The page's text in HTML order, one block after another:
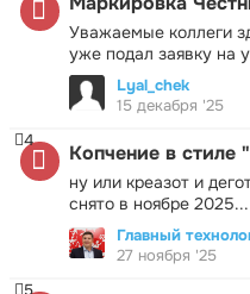
Уважаемые коллеги
уже подал заявку на
Lyal_chek
15 декабря '25
Копчение в стиле
ну или креазот и
снято в ноябре 2025...
4
Главный
27 ноября '25
5